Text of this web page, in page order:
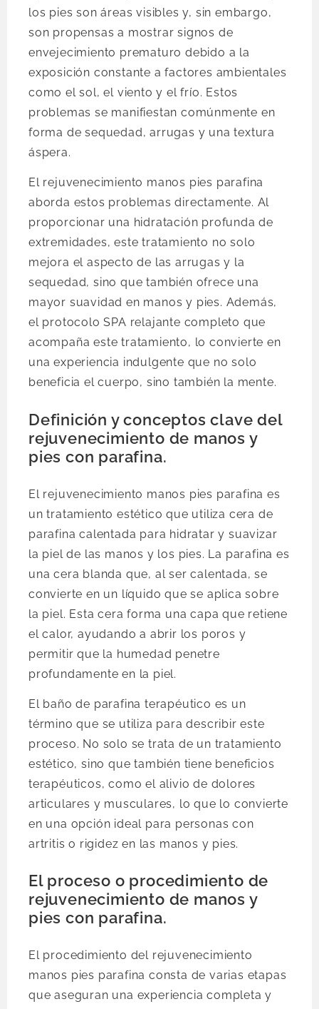
los pies son áreas visibles y, sin embargo,
son propensas a mostrar signos de
envejecimiento prematuro debido a la
exposición constante a factores ambientales
como el sol, el viento y el frío. Estos
problemas se manifiestan comúnmente en
forma de sequedad, arrugas y una textura
áspera.
El rejuvenecimiento manos pies parafina
aborda estos problemas directamente. Al
proporcionar una hidratación profunda de
extremidades, este tratamiento no solo
mejora el aspecto de las arrugas y la
sequedad, sino que también ofrece una
mayor suavidad en manos y pies. Además,
el protocolo SPA relajante completo que
acompaña este tratamiento, lo convierte en
una experiencia indulgente que no solo
beneficia el cuerpo, sino también la mente.
Definición y conceptos clave del
rejuvenecimiento de manos y
pies con parafina.
El rejuvenecimiento manos pies parafina es
un tratamiento estético que utiliza cera de
parafina calentada para hidratar y suavizar
la piel de las manos y los pies. La parafina es
una cera blanda que, al ser calentada, se
convierte en un líquido que se aplica sobre
la piel. Esta cera forma una capa que retiene
el calor, ayudando a abrir los poros y
permitir que la humedad penetre
profundamente en la piel.
El baño de parafina terapéutico es un
término que se utiliza para describir este
proceso. No solo se trata de un tratamiento
estético, sino que también tiene beneficios
terapéuticos, como el alivio de dolores
articulares y musculares, lo que lo convierte
en una opción ideal para personas con
artritis o rigidez en las manos y pies.
El proceso o procedimiento de
rejuvenecimiento de manos y
pies con parafina.
El procedimiento del rejuvenecimiento
manos pies parafina consta de varias etapas
que aseguran una experiencia completa y